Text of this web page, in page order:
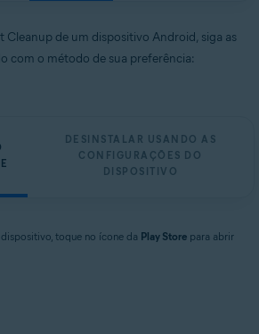
API 28) ou posterior
Cleanup de um dispositivo Android, siga as
com o método de sua preferência:
DESINSTALAR USANDO AS
CONFIGURAÇÕES DO
DISPOSITIVO
toque no ícone da Play Store para abrir